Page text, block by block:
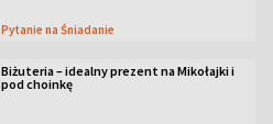
Pytanie na Śniadanie
Biżuteria – idealny prezent na Mikołajki i
pod choinkę